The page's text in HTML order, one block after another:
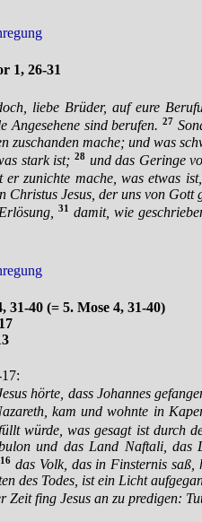
1, 26-31
liebe Brüder, auf eure
Angesehene sind berufen.27
zuschanden mache; und was
stark ist; 28und das Geringe
er zunichte mache, was etwas ist,
Christus Jesus, der uns von
31
damit, wie
31-40 (= 5. Mose 4, 31-40)
hörte, dass Johannes
kam und wohnte in
würde, was gesagt ist durch
und das Land Naftali, das
16 das Volk, das in Finsternis saß,
des Todes, ist ein Licht
Zeit fing Jesus an zu predigen: